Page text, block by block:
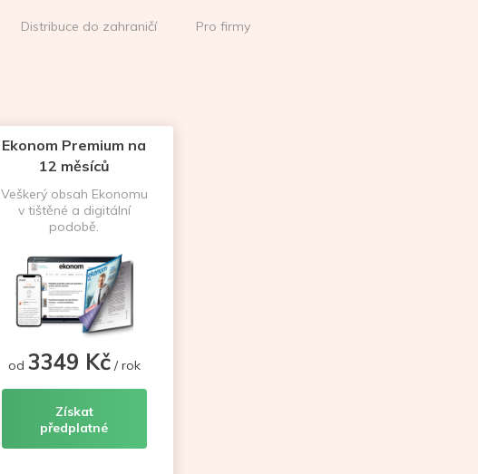
Distribuce do zahraničí Pro firmy
Ekonom Premium na
12 měsíců
Veškerý obsah Ekonomu
v tištěné a digitální
podobě.
od 3349 Kč/ rok
Získat
předplatné